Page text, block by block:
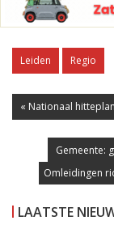
Omleidingen
Omleidingen
Leiden Regio
« Nationaal
Gemeente:
LAATSTE